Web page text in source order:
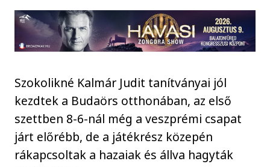
Szokolikné Kalmár Judit tanítványai jól
kezdtek a Budaörs otthonában, az első
szettben 8-6-nál még a veszprémi csapat
járt előrébb, de a játékrész közepén
rákapcsoltak a hazaiak és állva hagyták